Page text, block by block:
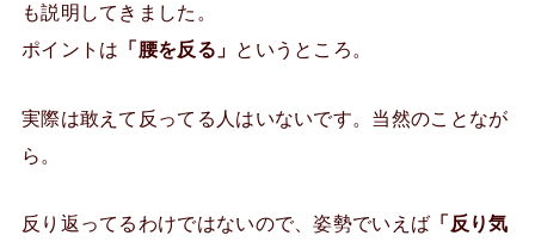
も説明してきました。
ポイントは 「腰を反る」 というところ。
実際は敢えて反ってる人はいないです。当然のことなが
ら。
反り返ってるわけではないので、姿勢でいえば 「反り気